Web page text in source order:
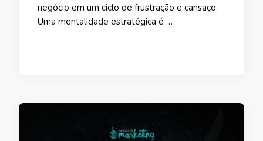
negócio em um ciclo de frustração e cansaço.
Uma mentalidade estratégica é …